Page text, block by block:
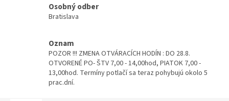
Osobný odber
Bratislava
Oznam
POZOR !!! ZMENA OTVÁRACÍCH HODÍN : DO 28.8.
OTVORENÉ PO- ŠTV 7,00 - 14,00hod, PIATOK 7,00 -
13,00hod. Termíny potlačí sa teraz pohybujú okolo 5
prac.dní.